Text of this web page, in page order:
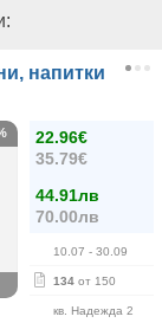
напитки
22.96€
35.79€
44.91лв
70.00лв
10.07 - 30.09
134 от 150
кв. Надежда 2